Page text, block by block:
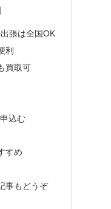
張は全国OK
利
買取可
込む
すめ
事もどうぞ